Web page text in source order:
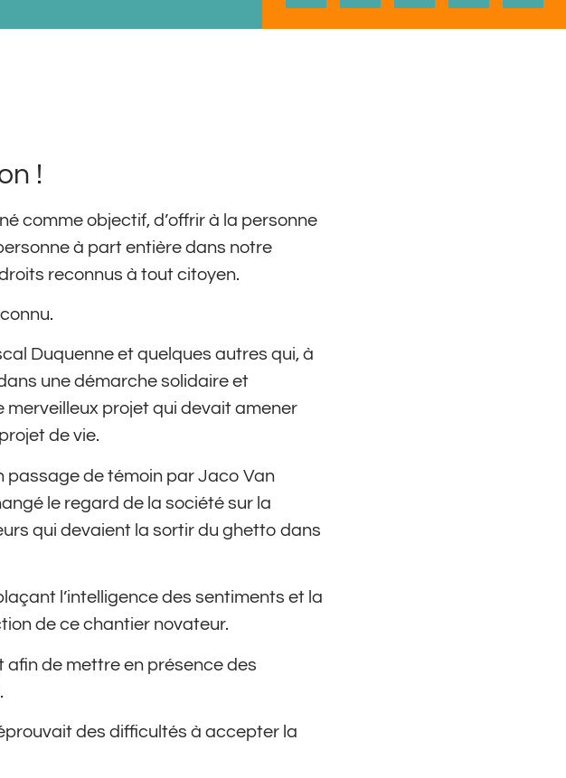
!
comme objectif, d’offrir à la personne
à part entière dans notre
reconnus à tout citoyen.
Duquenne et quelques autres qui, à
une démarche solidaire et
projet qui devait amener
de vie.
passage de témoin par Jaco Van
le regard de la société sur la
qui devaient la sortir du ghetto dans
l’intelligence des sentiments et la
de ce chantier novateur.
afin de mettre en présence des
des difficultés à accepter la